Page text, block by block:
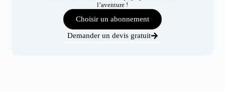
l’aventure !
Choisir un abonnement
Demander un devis gratuit